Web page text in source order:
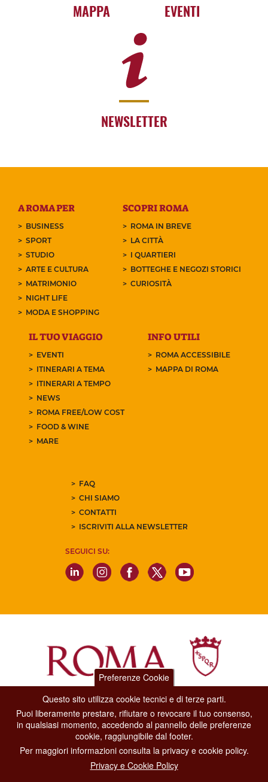
MAPPA EVENTI
NEWSLETTER
A ROMA PER
BUSINESS
SPORT
STUDIO
ARTE E CULTURA
MATRIMONIO
NIGHT LIFE
MODA E SHOPPING
SCOPRI ROMA
ROMA IN BREVE
LA CITTÀ
I QUARTIERI
BOTTEGHE E NEGOZI STORICI
CURIOSITÀ
IL TUO VIAGGIO
EVENTI
ITINERARI A TEMA
ITINERARI A TEMPO
NEWS
ROMA FREE/LOW COST
FOOD & WINE
MARE
INFO UTILI
ROMA ACCESSIBILE
MAPPA DI ROMA
FAQ
CHI SIAMO
CONTATTI
ISCRIVITI ALLA NEWSLETTER
SEGUICI SU:
Dipartimento Grandi Eventi, Sport, Turismo e Moda.
Via di San Basilio, 51
00187 Roma
CONTACT CENTER TEL. 06 06 08
CONTATTA LA REDAZIONE
Preferenze Cookie
Questo sito utilizza cookie tecnici e di terze parti.
Puoi liberamente prestare, rifiutare o revocare il tuo consenso,
in qualsiasi momento, accedendo al pannello delle preferenze
cookie, raggiungibile dal footer.
Per maggiori informazioni consulta la privacy e cookie policy.
Privacy e Cookie Policy